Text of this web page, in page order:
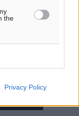
the
Privacy Policy